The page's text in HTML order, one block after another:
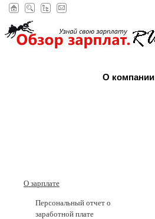
О компании
О зарплате
Персональный отчет о
заработной плате